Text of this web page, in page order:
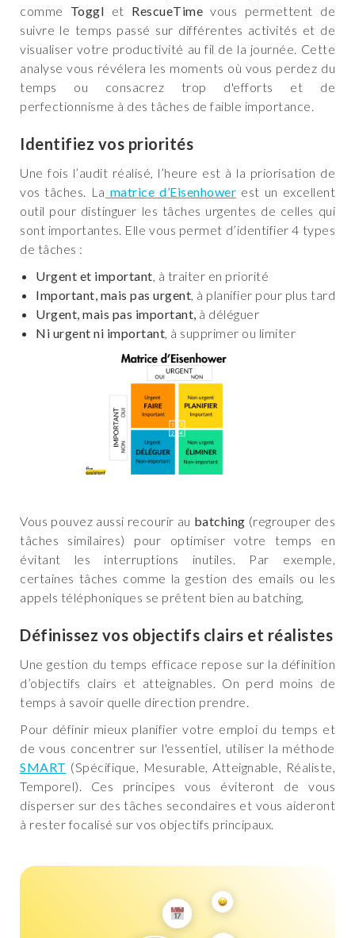
comme Toggl et RescueTime vous permettent de
suivre le temps passé sur différentes activités et de
visualiser votre productivité au fil de la journée. Cette
analyse vous révélera les moments où vous perdez du
temps ou consacrez trop d'efforts et de
perfectionnisme à des tâches de faible importance.
Identifiez vos priorités
Une fois l’audit réalisé, l’heure est à la priorisation de
vos tâches. La matrice d’Eisenhower est un excellent
outil pour distinguer les tâches urgentes de celles qui
sont importantes. Elle vous permet d’identifier 4 types
de tâches :
Urgent et important, à traiter en priorité
Important, mais pas urgent, à planifier pour plus tard
Urgent, mais pas important, à déléguer
Ni urgent ni important, à supprimer ou limiter
Vous pouvez aussi recourir au batching (regrouper des
tâches similaires) pour optimiser votre temps en
évitant les interruptions inutiles. Par exemple,
certaines tâches comme la gestion des emails ou les
appels téléphoniques se prêtent bien au batching,
Définissez vos objectifs clairs et réalistes
Une gestion du temps efficace repose sur la définition
d’objectifs clairs et atteignables. On perd moins de
temps à savoir quelle direction prendre.
Pour définir mieux planifier votre emploi du temps et
de vous concentrer sur l'essentiel, utiliser la méthode
SMART (Spécifique, Mesurable, Atteignable, Réaliste,
Temporel). Ces principes vous éviteront de vous
disperser sur des tâches secondaires et vous aideront
à rester focalisé sur vos objectifs principaux.